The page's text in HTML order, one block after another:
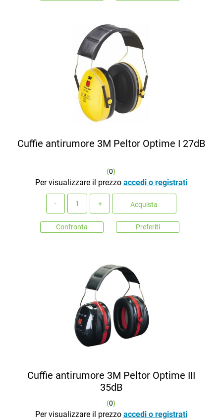
Cuffie antirumore 3M Peltor Optime I 27dB
(0)
Per visualizzare il prezzo accedi o registrati
Acquista
Confronta Preferiti
Cuffie antirumore 3M Peltor Optime III
35dB
(0)
Per visualizzare il prezzo accedi o registrati